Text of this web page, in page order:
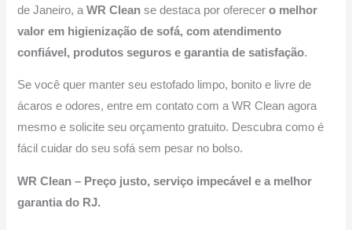
de Janeiro, aWR Clean se destaca por oferecero melhor
valor em higienização de sofá, com atendimento
confiável, produtos seguros e garantia de satisfação.
Se você quer manter seu estofado limpo, bonito e livre de
ácaros e odores, entre em contato com a WR Clean agora
mesmo e solicite seu orçamento gratuito. Descubra como é
fácil cuidar do seu sofá sem pesar no bolso.
WR Clean – Preço justo, serviço impecável e a melhor
garantia do RJ.